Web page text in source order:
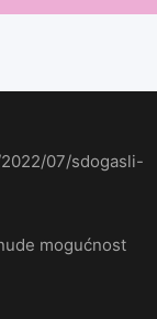
mogućnost